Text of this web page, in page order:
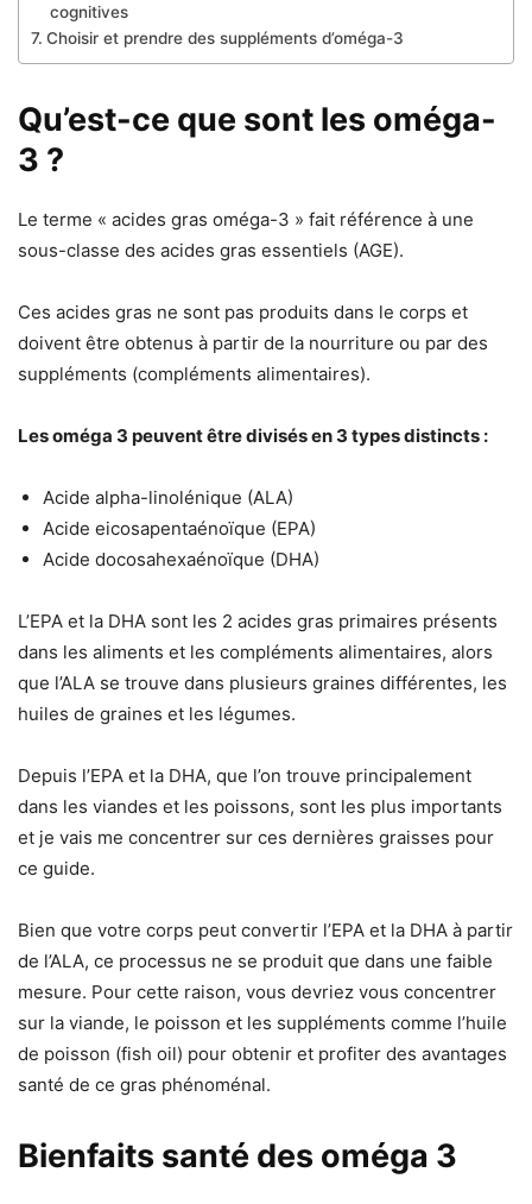
cognitives
Choisir et prendre des suppléments d’oméga-3
Qu’est-ce que sont les oméga-
3 ?
Le terme « acides gras oméga-3 » fait référence à une
sous-classe des acides gras essentiels (AGE).
Ces acides gras ne sont pas produits dans le corps et
doivent être obtenus à partir de la nourriture ou par des
suppléments (compléments alimentaires).
Les oméga 3 peuvent être divisés en 3 types distincts :
Acide alpha-linolénique (ALA)
Acide eicosapentaénoïque (EPA)
Acide docosahexaénoïque (DHA)
L’EPA et la DHA sont les 2 acides gras primaires présents
dans les aliments et les compléments alimentaires, alors
que l’ALA se trouve dans plusieurs graines différentes, les
huiles de graines et les légumes.
Depuis l’EPA et la DHA, que l’on trouve principalement
dans les viandes et les poissons, sont les plus importants
et je vais me concentrer sur ces dernières graisses pour
ce guide.
Bien que votre corps peut convertir l’EPA et la DHA à partir
de l’ALA, ce processus ne se produit que dans une faible
mesure. Pour cette raison, vous devriez vous concentrer
sur la viande, le poisson et les suppléments comme l’huile
de poisson (fish oil) pour obtenir et profiter des avantages
santé de ce gras phénoménal.
Bienfaits santé des oméga 3